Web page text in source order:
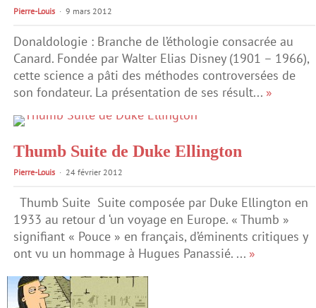
Pierre-Louis 9 mars 2012
Donaldologie : Branche de l’éthologie consacrée au
Canard. Fondée par Walter Elias Disney (1901 – 1966),
cette science a pâti des méthodes controversées de
son fondateur. La présentation de ses résult... »
Thumb Suite de Duke Ellington
Pierre-Louis 24 février 2012
Thumb Suite Suite composée par Duke Ellington en
1933 au retour d ‘un voyage en Europe. « Thumb »
signifiant « Pouce » en français, d’éminents critiques y
ont vu un hommage à Hugues Panassié. ... »